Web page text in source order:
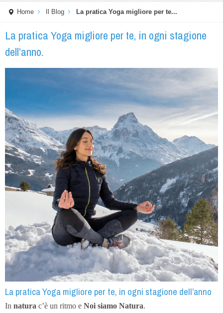
Home Il Blog La pratica Yoga migliore per te...
La pratica Yoga migliore per te, in ogni stagione
dell’anno.
La pratica Yoga migliore per te, in ogni stagione dell’anno
In natura c’è un ritmo e Noi siamo Natura.